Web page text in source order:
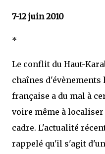
7-12 juin 2010
*
Le conflit du Haut-
chaînes
française a du mal à
voire même à
cadre. L'actualité
rappelé qu'il s'agit